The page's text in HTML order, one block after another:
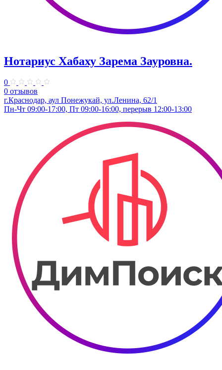
Нотариус Хабаху Зарема Зауровна.
0
0 отзывов
г.Краснодар, аул Понежукай, ул.Ленина, 62/1
Пн-Чт 09:00-17:00, Пт 09:00-16:00, перерыв 12:00-13:00